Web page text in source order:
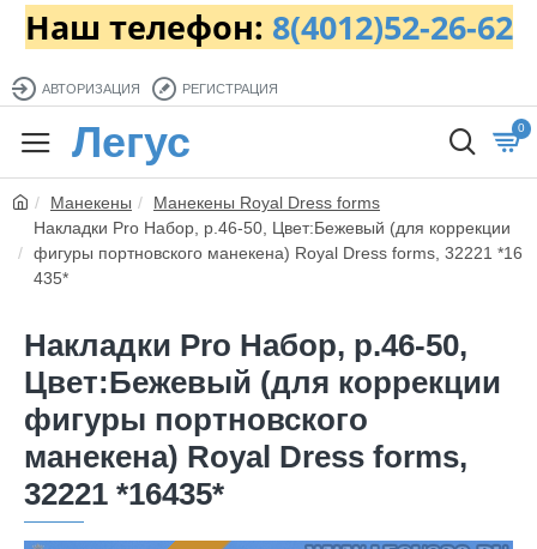
Наш телефон: 8(4012)52-26-62
АВТОРИЗАЦИЯ РЕГИСТРАЦИЯ
Легус 0
Манекены
Манекены Royal Dress forms
Накладки Pro Набор, р.46-50, Цвет:Бежевый (для коррекции
фигуры портновского манекена) Royal Dress forms, 32221 *16
435*
Накладки Pro Набор, р.46-50,
Цвет:Бежевый (для коррекции
фигуры портновского
манекена) Royal Dress forms,
32221 *16435*